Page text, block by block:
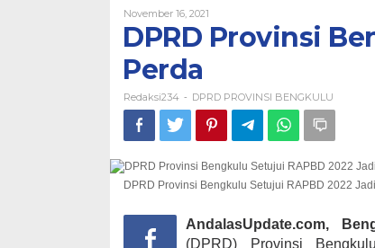
November 16, 2021
Redaksi234
DPRD Provinsi
Perda
Redaksi234 - DPRD PROVINSI BENGKULU
DPRD Provinsi Bengkulu Setujui RAPBD 2022
AndalasUpdate.com,
(DPRD) ProvinsiPaslon